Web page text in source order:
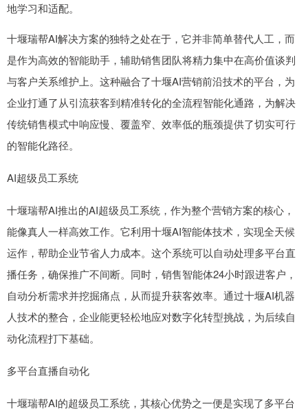
地学习和适配。
十堰瑞帮AI解决方案的独特之处在于，它并非简单替代人工，而
是作为高效的智能助手，辅助销售团队将精力集中在高价值谈判
与客户关系维护上。这种融合了十堰AI营销前沿技术的平台，为
企业打通了从引流获客到精准转化的全流程智能化通路，为解决
传统销售模式中响应慢、覆盖窄、效率低的瓶颈提供了切实可行
的智能化路径。
AI超级员工系统
十堰瑞帮AI推出的AI超级员工系统，作为整个营销方案的核心，
能像真人一样高效工作。它利用十堰AI智能体技术，实现全天候
运作，帮助企业节省人力成本。这个系统可以自动处理多平台直
播任务，确保推广不间断。同时，销售智能体24小时跟进客户，
自动分析需求并挖掘痛点，从而提升获客效率。通过十堰AI机器
人技术的整合，企业能更轻松地应对数字化转型挑战，为后续自
动化流程打下基础。
多平台直播自动化
十堰瑞帮AI的超级员工系统，其核心优势之一便是实现了多平台